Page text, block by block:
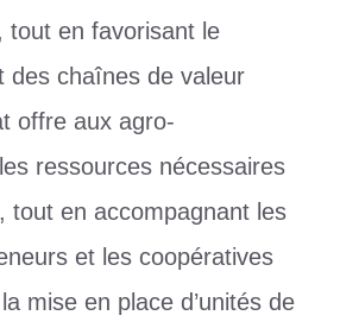
tout en favorisant le
des chaînes de valeur
offre aux agro-
ressources nécessaires
tout en accompagnant les
et les coopératives
mise en place d’unités de